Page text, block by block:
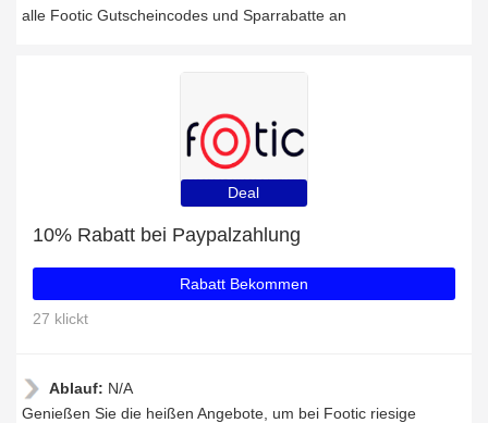
alle Footic Gutscheincodes und Sparrabatte an
Deal
10% Rabatt bei Paypalzahlung
Rabatt Bekommen
27 klickt
Ablauf: N/A
Genießen Sie die heißen Angebote, um bei Footic riesige